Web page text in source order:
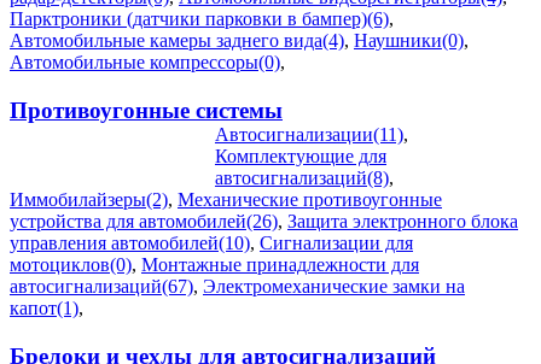
Парктроники (датчики парковки в бампер)(6),
Автомобильные камеры заднего вида(4), Наушники(0),
Автомобильные компрессоры(0),
Противоугонные системы
Автосигнализации(11),
Комплектующие для
автосигнализаций(8),
Иммобилайзеры(2), Механические противоугонные
устройства для автомобилей(26), Защита электронного блока
управления автомобилей(10), Сигнализации для
мотоциклов(0), Монтажные принадлежности для
автосигнализаций(67), Электромеханические замки на
капот(1),
Брелоки и чехлы для автосигнализаций